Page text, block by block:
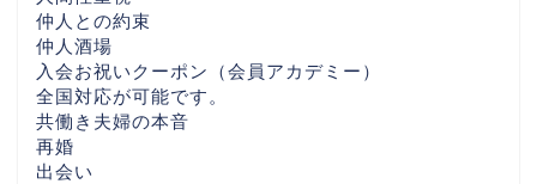
仲人との約束
仲人酒場
入会お祝いクーポン（会員アカデミー）
全国対応が可能です。
共働き夫婦の本音
再婚
出会い